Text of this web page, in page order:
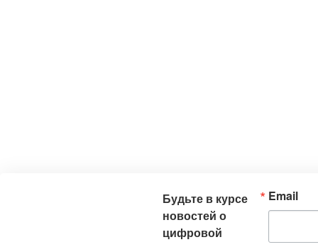
Будьте в курсе
новостей о
цифровой
Email